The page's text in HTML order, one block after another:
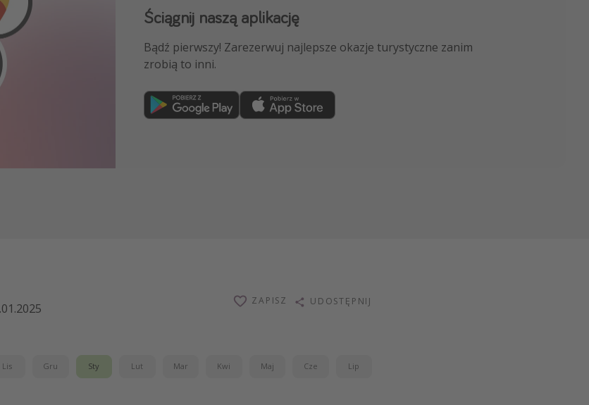
Ściągnij naszą aplikację
Bądź pierwszy! Zarezerwuj najlepsze okazje turystyczne zanim
zrobią to inni.
Dołącz do naszego kanału na WhatsApp
NAJLEPSZE oferty podróżnicze, porady ekspertów i wiele więcej!
Dołącz teraz
ZAPISZ UDOSTĘPNIJ
Lis Gru Sty Lut Mar Kwi Maj Cze Lip